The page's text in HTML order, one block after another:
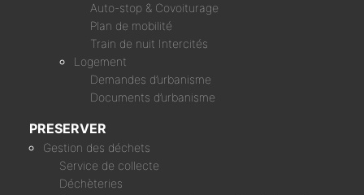
Auto-stop & Covoiturage
Plan de mobilité
Train de nuit Intercités
Logement
Demandes d’urbanisme
Documents d’urbanisme
PRESERVER
Gestion des déchets
Service de collecte
Déchèteries